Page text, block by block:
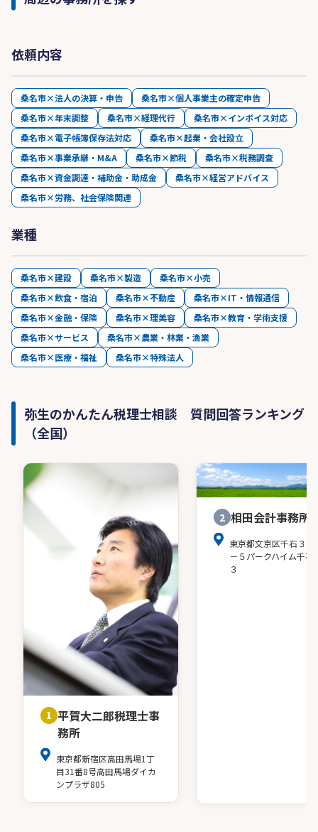
依頼内容
桑名市×法人の決算・申告
桑名市×個人事業主の確定申告
桑名市×年末調整
桑名市×経理代行
桑名市×インボイス対応
桑名市×電子帳簿保存法対応
桑名市×起業・会社設立
桑名市×事業承継・M&A
桑名市×節税
桑名市×税務調査
桑名市×資金調達・補助金・助成金
桑名市×経営アドバイス
桑名市×労務、社会保険関連
業種
桑名市×建設 桑名市×製造
桑名市×小売
桑名市×飲食・宿泊
桑名市×不動産
桑名市×IT・情報通信
桑名市×金融・保険
桑名市×理美容
桑名市×教育・学術支援
桑名市×サービス
桑名市×農業・林業・漁業
桑名市×医療・福祉
桑名市×特殊法人
弥生のかんたん税理士相談 質問回答ランキング
（全国）
1 平賀大二郎税理士事
務所
東京都新宿区高田馬場1丁
目31番8号高田馬場ダイカ
ンプラザ805
2 相田会計事務所
東京都文京区千石３－
－５パークハイム千石
３